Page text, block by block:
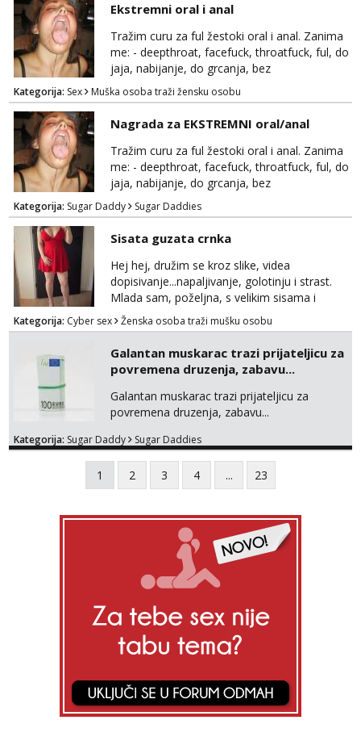
poljupce po tijelu koji me jako
pale,obozavam kad muskarac preuzme
kontrolu . javi se :) Klikni na link ispod i nadji
me tamo, cekam te!
Ekstremni oral i anal
Tražim curu za ful žestoki oral i anal. Zanima
me: - deepthroat, facefuck, throatfuck, ful, do
jaja, nabijanje, do grcanja, bez
ograničavanja... - fisting (ili big insertions),
gaping, DAP/TAP, prolapse, sirenje... Ako
možeš nešto od toga i spremna si, javi se.
Kategorija: Sex Muška osoba traži žensku osobu
Nagrada za EKSTREMNI oral/anal
Tražim curu za ful žestoki oral i anal. Zanima
me: - deepthroat, facefuck, throatfuck, ful, do
jaja, nabijanje, do grcanja, bez
ograničavanja... - fisting (ili big insertions),
gaping, DAP/TAP, prolapse, sirenje... Ako
možeš nešto od toga i spremna si, javi se.
Nagrada po želji (od 500€ naviše, ovisi o
tome sto možeš)
Kategorija: Sugar Daddy Sugar Daddies
Sisata guzata crnka
Hej hej, družim se kroz slike, videa
dopisivanje...napaljivanje, golotinju i strast.
Mlada sam, poželjna, s velikim sisama i
guzom. 😉 Kontakt: Telegram: nebojezuto
Google chat/Gmail smmaprivatni@gmail.com
Kategorija: Cyber sex Ženska osoba traži mušku osobu
Galantan muskarac trazi prijateljicu za
povremena druzenja, zabavu...
Galantan muskarac trazi prijateljicu za
povremena druzenja, zabavu...
Kategorija: Sugar Daddy Sugar Daddies
1 2 3 4 ... 23